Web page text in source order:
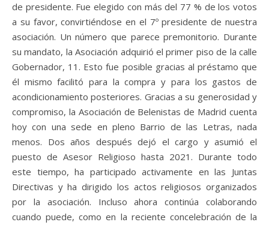
de presidente. Fue elegido con más del 77 % de los votos
a su favor, convirtiéndose en el 7º presidente de nuestra
asociación. Un número que parece premonitorio. Durante
su mandato, la Asociación adquirió el primer piso de la calle
Gobernador, 11. Esto fue posible gracias al préstamo que
él mismo facilitó para la compra y para los gastos de
acondicionamiento posteriores. Gracias a su generosidad y
compromiso, la Asociación de Belenistas de Madrid cuenta
hoy con una sede en pleno Barrio de las Letras, nada
menos. Dos años después dejó el cargo y asumió el
puesto de Asesor Religioso hasta 2021. Durante todo
este tiempo, ha participado activamente en las Juntas
Directivas y ha dirigido los actos religiosos organizados
por la asociación. Incluso ahora continúa colaborando
cuando puede, como en la reciente concelebración de la